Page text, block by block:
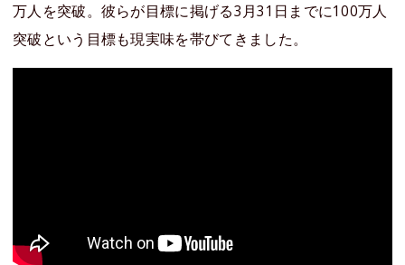
万人を突破。彼らが目標に掲げる3月31日までに100万人
突破という目標も現実味を帯びてきました。